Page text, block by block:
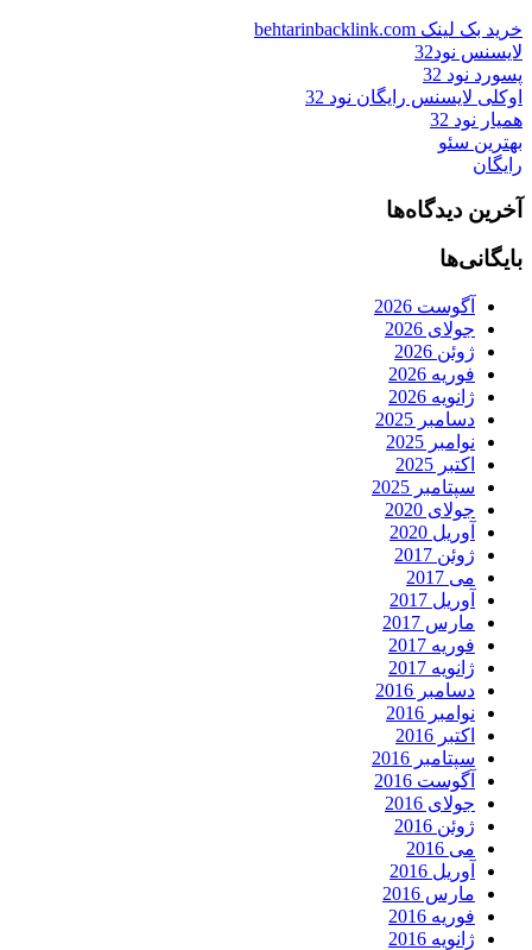
خرید بک لینک behtarinbacklink.com
لایسنس نود32
پسورد نود 32
اوکلی لایسنس رایگان نود 32
همیار نود 32
بهترین سئو
رایگان
آخرین دیدگاه‌ها
بایگانی‌ها
آگوست 2026
جولای 2026
ژوئن 2026
فوریه 2026
ژانویه 2026
دسامبر 2025
نوامبر 2025
اکتبر 2025
سپتامبر 2025
جولای 2020
آوریل 2020
ژوئن 2017
می 2017
آوریل 2017
مارس 2017
فوریه 2017
ژانویه 2017
دسامبر 2016
نوامبر 2016
اکتبر 2016
سپتامبر 2016
آگوست 2016
جولای 2016
ژوئن 2016
می 2016
آوریل 2016
مارس 2016
فوریه 2016
ژانویه 2016